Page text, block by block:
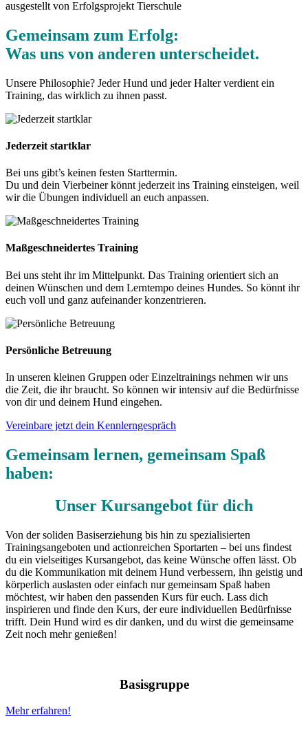
Gemeinsam zum Erfolg:
Was uns von anderen unterscheidet.
Unsere Philosophie? Jeder Hund und jeder Halter verdient ein
Training, das wirklich zu ihnen passt.
Jederzeit startklar
Bei uns gibt’s keinen festen Starttermin.
Du und dein Vierbeiner könnt jederzeit ins Training einsteigen, weil
wir die Übungen individuell an euch anpassen.
Maßgeschneidertes Training
Bei uns steht ihr im Mittelpunkt. Das Training orientiert sich an
deinen Wünschen und dem Lerntempo deines Hundes. So könnt ihr
euch voll und ganz aufeinander konzentrieren.
Persönliche Betreuung
In unseren kleinen Gruppen oder Einzeltrainings nehmen wir uns
die Zeit, die ihr braucht. So können wir intensiv auf die Bedürfnisse
von dir und deinem Hund eingehen.
Vereinbare jetzt dein Kennlerngespräch
Gemeinsam lernen, gemeinsam Spaß
haben:
Unser Kursangebot für dich
Von der soliden Basiserziehung bis hin zu spezialisierten
Trainingsangeboten und actionreichen Sportarten – bei uns findest
du ein vielseitiges Kursangebot, das keine Wünsche offen lässt. Ob
du die Kommunikation mit deinem Hund verbessern, ihn geistig und
körperlich auslasten oder einfach nur gemeinsam Spaß haben
möchtest, wir haben den passenden Kurs für euch. Lass dich
inspirieren und finde den Kurs, der eure individuellen Bedürfnisse
trifft. Dein Hund wird es dir danken, und du wirst die gemeinsame
Zeit noch mehr genießen!
Basisgruppe
Mehr erfahren!